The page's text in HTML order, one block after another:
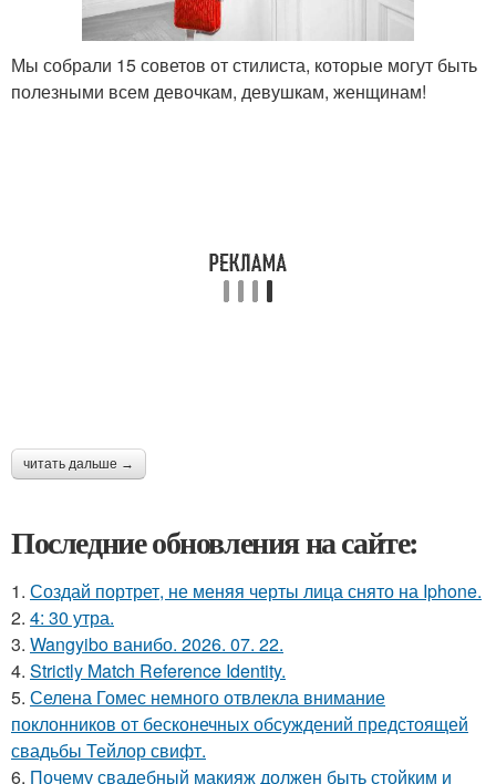
Мы собрали 15 советов от стилиста, которые могут быть
полезными всем девочкам, девушкам, женщинам!
читать дальше →
Последние обновления на сайте:
1. Создай портрет, не меняя черты лица снято на Iphone.
2. 4: 30 утра.
3. Wangyibo ванибо. 2026. 07. 22.
4. Strictly Match Reference Identity.
5. Селена Гомес немного отвлекла внимание
поклонников от бесконечных обсуждений предстоящей
свадьбы Тейлор свифт.
6. Почему свадебный макияж должен быть стойким и